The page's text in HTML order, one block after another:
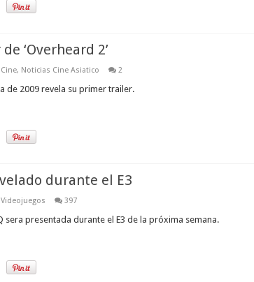
‘Overheard 2’
, Noticias Cine Asiatico 2
de 2009 revela su primer trailer.
durante el E3
397
sera presentada durante el E3 de la próxima semana.